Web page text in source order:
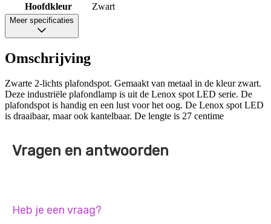
Hoofdkleur
Zwart
Meer specificaties
Omschrijving
Zwarte 2-lichts plafondspot. Gemaakt van metaal in de kleur zwart.
Deze industriële plafondlamp is uit de Lenox spot LED serie. De
plafondspot is handig en een lust voor het oog. De Lenox spot LED
is draaibaar, maar ook kantelbaar. De lengte is 27 centime
Vragen en antwoorden
Heb je een vraag?